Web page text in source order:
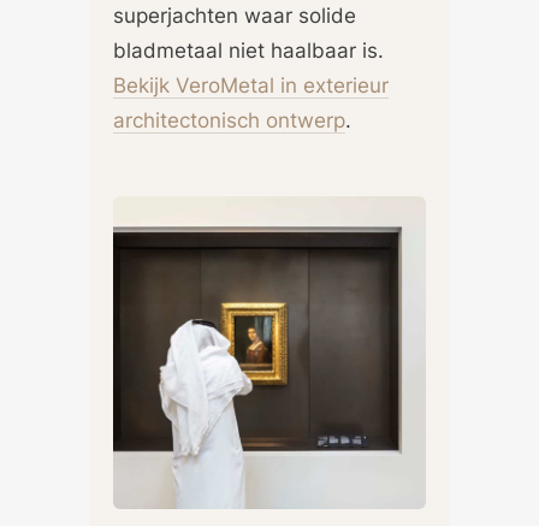
superjachten waar solide
bladmetaal niet haalbaar is.
Bekijk VeroMetal in exterieur
architectonisch ontwerp.